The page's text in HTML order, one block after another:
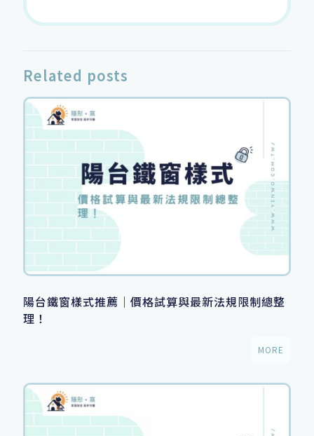
Related posts
陽台鐵窗樣式推薦｜價格試算與最新法規限制總整
理！
MORE